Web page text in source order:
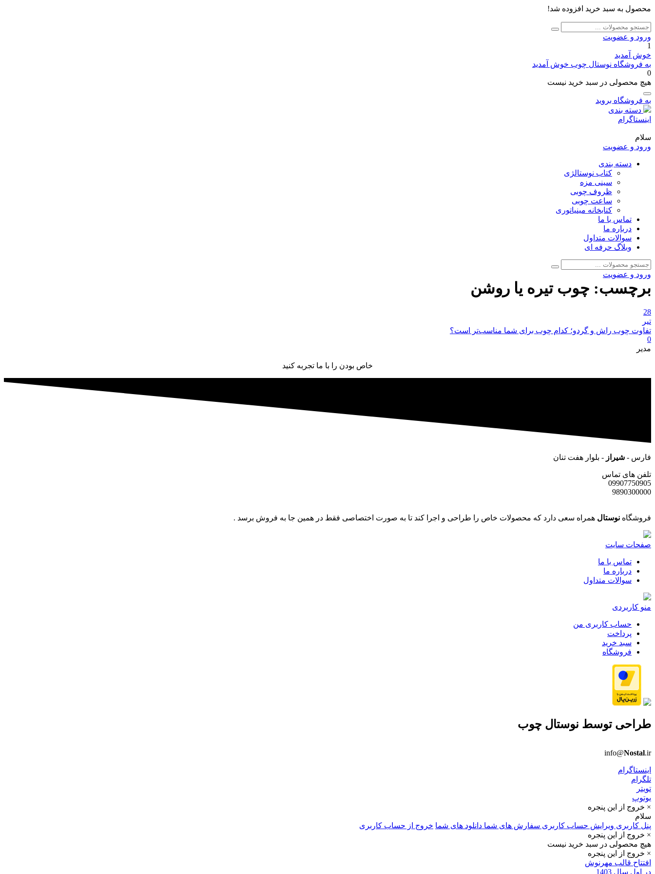
محصول به سبد خرید افزوده شد!
جستجو
برای:
جستجو
ورود و عضویت
1
خوش آمدید
به فروشگاه نوستال چوب خوش آمدید
0
هیچ محصولی در سبد خرید نیست
به فروشگاه بروید
دسته بندی
اینستاگرام
سلام
ورود و عضویت
دسته بندی
کتاب نوستالژی
سینی مزه
ظروف چوبی
ساعت چوبی
کتابخانه مینیاتوری
تماس با ما
درباره ما
سوالات متداول
وبلاگ حرفه ای
جستجو
برای:
جستجو
ورود و عضویت
برچسب: چوب تیره یا روشن
28
تیر
تفاوت چوب راش و گردو؛ کدام چوب برای شما مناسب‌تر است؟
0
مدیر
خاص بودن را با ما تجربه کنید
فارس - شیراز - بلوار هفت تنان
تلفن های تماس
09907750905
9890300000
فروشگاه نوستال همراه سعی دارد که محصولات خاص را طراحی و اجرا کند تا به صورت اختصاصی فقط در همین جا به فروش برسد .
صفحات سایت
تماس با ما
درباره ما
سوالات متداول
منو کاربردی
حساب کاربری من
پرداخت
سبد خرید
فروشگاه
طراحی توسط نوستال چوب
info@Nostal.ir
اینستاگرام
تلگرام
تویتر
یوتوپ
× خروج از این پنجره
سلام
پنل کاربری ویرایش حساب کاربری سفارش های شما دانلود های شما خروج از حساب کاربری
× خروج از این پنجره
هیچ محصولی در سبد خرید نیست
× خروج از این پنجره
افتتاح قالب مهرنوش
در اول سال 1403